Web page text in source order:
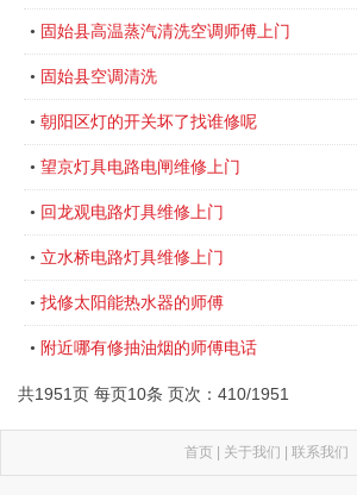
• 固始县高温蒸汽清洗空调师傅上门
• 固始县空调清洗
• 朝阳区灯的开关坏了找谁修呢
• 望京灯具电路电闸维修上门
• 回龙观电路灯具维修上门
• 立水桥电路灯具维修上门
• 找修太阳能热水器的师傅
• 附近哪有修抽油烟的师傅电话
共1951页 每页10条 页次：410/1951
首页 | 关于我们 | 联系我们